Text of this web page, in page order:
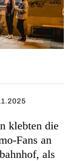
klebten die
Fans an
als